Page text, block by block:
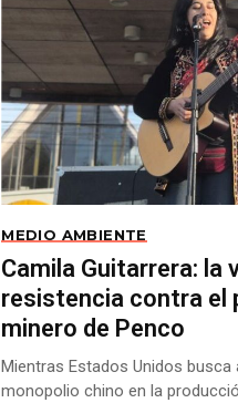
MEDIO AMBIENTE
Camila Guitarrera: la
resistencia contra el
minero de Penco
Mientras Estados Unidos busca
monopolio chino en la